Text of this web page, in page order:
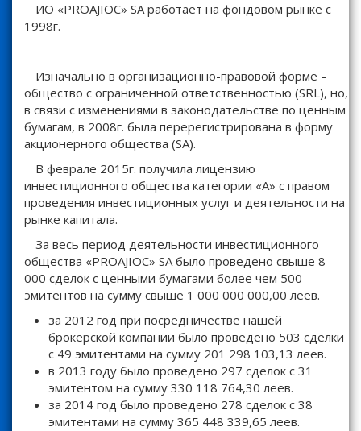
ИО «PROAJIOC» SA работает на фондовом рынке с
1998г.
Изначально в организационно-правовой форме –
общество с ограниченной ответственностью (SRL), но,
в связи с изменениями в законодательстве по ценным
бумагам, в 2008г. была перерегистрирована в форму
акционерного общества (SA).
В феврале 2015г. получила лицензию
инвестиционного общества категории «А» с правом
проведения инвестиционных услуг и деятельности на
рынке капитала.
За весь период деятельности инвестиционного
общества «PROAJIOC» SA было проведено свыше 8
000 сделок с ценными бумагами более чем 500
эмитентов на сумму свыше 1 000 000 000,00 леев.
за 2012 год при посредничестве нашей
брокерской компании было проведено 503 сделки
с 49 эмитентами на сумму 201 298 103,13 леев.
в 2013 году было проведено 297 сделок с 31
эмитентом на сумму 330 118 764,30 леев.
за 2014 год было проведено 278 сделок с 38
эмитентами на сумму 365 448 339,65 леев.